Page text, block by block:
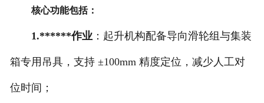
核心功能包括：
1.******作业：起升机构配备导向滑轮组与集装
箱专用吊具，支持 ±100mm 精度定位，减少人工对
位时间；